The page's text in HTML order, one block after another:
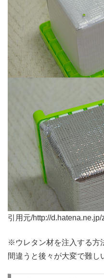
引用元/http://
※ウレタン材を注入する方
間違うと後々が大変で難し